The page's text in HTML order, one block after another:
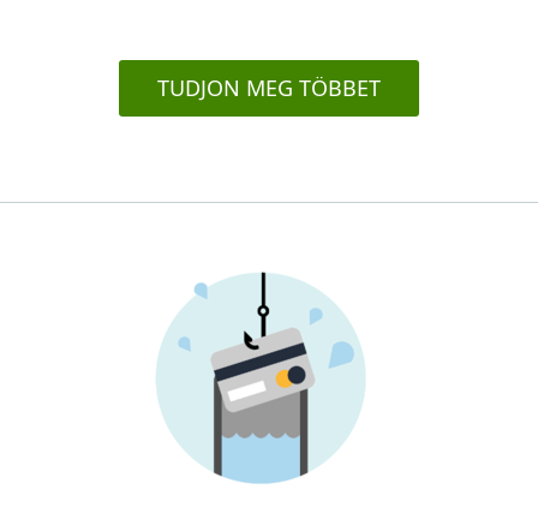
TUDJON MEG TÖBBET